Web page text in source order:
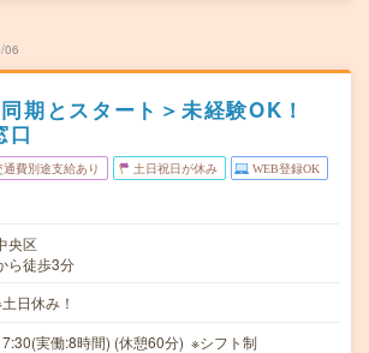
06
期とスタート＞未経験OK！
口
通費別途支給あり 土日祝日が休み WEB登録OK
央区
ら徒歩3分
日休み！
実働:8時間) (休憩60分) ※シフト制